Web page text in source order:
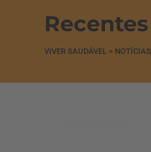
Recentes
VIVER SAUDÁVEL > NOTÍCIAS